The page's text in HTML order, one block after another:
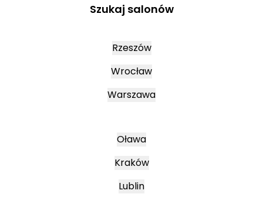
Szukaj salonów
Rzeszów
Wrocław
Warszawa
Oława
Kraków
Lublin